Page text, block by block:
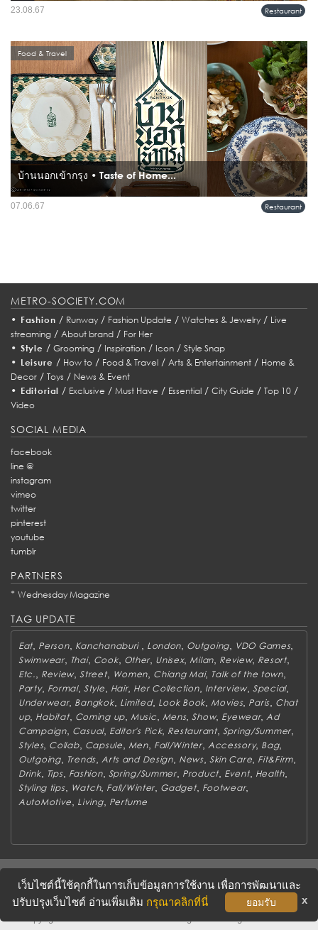
ห้องอาหาร โซแคล (SoCal) โรงแรม อินเตอร์คอนติเนนตัล กรุงเทพฯ นำเสนอเมนู
แสนอร่อยสไตล์แคลิฟอร์เนีย คำว่า โซแคล ย่อมาจาก So Californian เน้นย้ำถึงความมี
Restaurant
23.08.67
บ้านนอกเข้ากรุง • Taste of Home...
ร้านอาหารไทยโบราณ "บ้านนอกเข้ากรุง" เป็นร้านอาหารแห่งใหม่ล่าสุดในเครือนารา
กรุ๊ป โดยมีที่มาจากคุณแม่ประจวบ เอี่ยมปรเมศวร์ ซึ่งเป็นแม่ครัวผู้ถ่ายทอดตำรับอาหาร
Food & Travel
Restaurant
07.06.67
METRO-SOCIETY.COM
• Fashion / Runway/ Fashion Update / Watches & Jewelry/ Live
streaming / About brand / For Her
• Style / Grooming/ Inspiration/ Icon/ Style Snap
• Leisure / How to/ Food & Travel/ Arts & Entertainment/ Home &
Decor / Toys / News & Event
• Editorial / Exclusive /Must Have / Essential /City Guide /Top 10 /
Video
SOCIAL MEDIA
facebook
line @
instagram
vimeo
twitter
pinterest
youtube
tumblr
PARTNERS
* Wednesday Magazine
TAG UPDATE
Eat Person, Kanchanaburi London Outgoing, VDO Games,
Swimwear, Thai, Cook, Other Unisex, Milan Review, Resort,
Etc. Review,Street, Women Chiang Mai, Talk of the town,
Party, Formal, Style Hair, Her Collection, Interview,Special,
Underwear, Bangkok, Limited, Look Book Movies, Paris Chat
up, Habitat, Coming up, Music Mens,Show, Eyewear, Ad
Campaign, Casual, Editor's Pick, Restaurant, Spring/Summer
Styles, Collab, Capsule Men, Fall/Winter, Accessory, Bag,
Outgoing, Trends Arts and Design, News, Skin Care Fit&Firm
Drink, Tips, Fashion, Spring/Summer, Product, Event, Health,
Styling tips, Watch, Fall/Winter Gadget, Footwear,
AutoMotive Living, Perfume
TERMS & CONDITIONS
PRIVACY POLICY
เว็บไซต์นี้ใช้คุกกี้ในการเก็บข้อมูลการใช้งาน เพื่อการพัฒนาและ
ปรับปรุงเว็บไซต์ อ่านเพิ่มเติม กรุณาคลิกที่นี่ ยอมรับ x